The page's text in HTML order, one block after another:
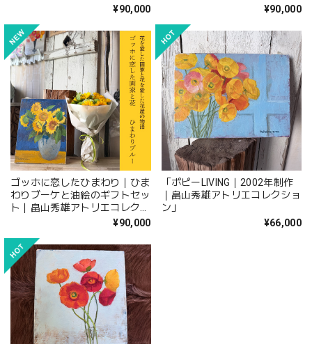
¥90,000
¥90,000
ゴッホに恋したひまわり｜ひま
わりブーケと油絵のギフトセッ
ト｜畠山秀雄アトリエコレクシ
¥90,000
「ポピーLIVING｜2002年制作
｜畠山秀雄アトリエコレクショ
ン」
¥66,000